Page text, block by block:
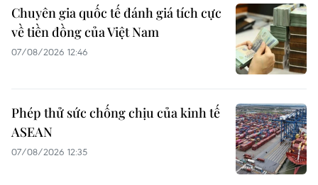
Chuyên gia quốc tế đánh giá tích cực
về tiền đồng của Việt Nam
07/08/2026 12:46
Phép thử sức chống chịu của kinh tế
ASEAN
07/08/2026 12:35